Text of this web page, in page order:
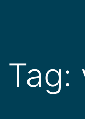
conteúdo
Tag: